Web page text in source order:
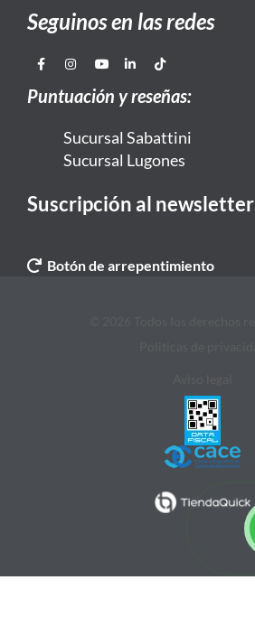
Seguinos en las redes
Puntuación y reseñas:
Sucursal Sabattini
Sucursal Lugones
Suscripción al newsletter
Botón de arrepentimiento